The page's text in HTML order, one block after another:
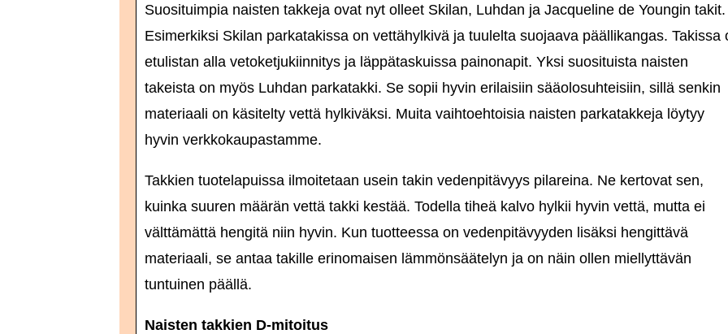
Suosituimpia naisten takkeja ovat nyt olleet Skilan, Luhdan ja Jacqueline de Youngin takit.
Esimerkiksi Skilan parkatakissa on vettähylkivä ja tuulelta suojaava päällikangas. Takissa
etulistan alla vetoketjukiinnitys ja läppätaskuissa painonapit. Yksi suosituista naisten
takeista on myös Luhdan parkatakki. Se sopii hyvin erilaisiin sääolosuhteisiin, sillä senkin
materiaali on käsitelty vettä hylkiväksi. Muita vaihtoehtoisia naisten parkatakkeja löytyy
hyvin verkkokaupastamme.
Takkien tuotelapuissa ilmoitetaan usein takin vedenpitävyys pilareina. Ne kertovat sen,
kuinka suuren määrän vettä takki kestää. Todella tiheä kalvo hylkii hyvin vettä, mutta ei
välttämättä hengitä niin hyvin. Kun tuotteessa on vedenpitävyyden lisäksi hengittävä
materiaali, se antaa takille erinomaisen lämmönsäätelyn ja on näin ollen miellyttävän
tuntuinen päällä.
Naisten takkien D-mitoitus